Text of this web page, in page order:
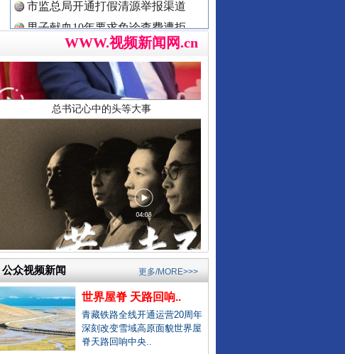
襄阳一村干部超占地建五层楼房
西北大学通报“教师贾某某涉嫌..
郴州市通报烟花零售店燃爆事件
不准学生带手纸入厕？教委回应
湖南卫健委通报“研究生失联”
县委书记在评论区回复网友诉求
居民在农业农村局上厕所遭辱骂
公立医院医生未完成创收被待岗..
郏县通报"15岁女孩被当街暴打"..
宁波通报患儿术后离世医疗事件
襄阳多家精神病医院被曝骗医保
成都成华区深夜通报"非遗"乱象..
官方通报国企董事长打人被拘
找国土所所长办事被借68万元？
公务员考生笔试面试第一落选？
中标公告套网络人名，湖北通报
南宁通报“一教师脚踢小学生”
WWW.视频新闻网.cn
总书记心中的头等大事
东部战区发布MV《若一去不回》
公众视频新闻
世界屋脊 天路回响..
青藏铁路全线开通运营20周年
深刻改变雪域高原面貌世界屋
脊天路回响中央..
更多/MORE>>>